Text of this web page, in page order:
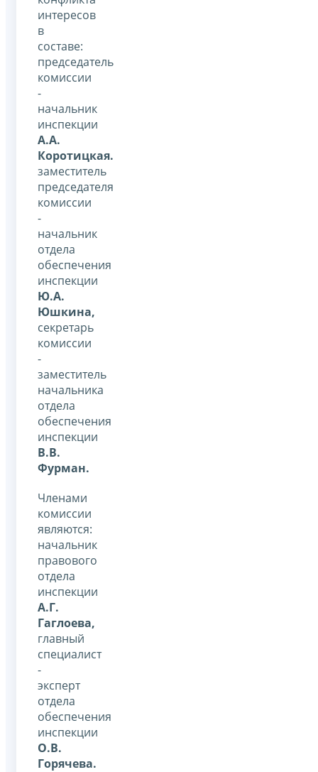
интересов
в
составе:
председатель
комиссии
-
начальник
инспекции
А.А.
Коротицкая.
заместитель
председателя
комиссии
-
начальник
отдела
обеспечения
инспекции
Ю.А.
Юшкина,
секретарь
комиссии
-
заместитель
начальника
отдела
обеспечения
инспекции
В.В.
Фурман.
Членами
комиссии
являются:
начальник
правового
отдела
инспекции
А.Г.
Гаглоева,
главный
специалист
-
эксперт
отдела
обеспечения
инспекции
О.В.
Горячева.